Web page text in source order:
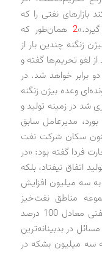
بازارهای نفتی را که
2همان‌طور که
زنگنه چندین بار از
لغو تحریم‌ها گفته و
برابر خواهد شد. در
فردا در آذر 1393 طی پرونده‌ای وعده بیژن زنگنه
شد در زمینه تولید و
مدیرعامل سابق
سکان شرکت نفت
فردا گفته بود: «در
اتفاق نیفتاد، بلکه
در روز به سه میلیون افزایش
مناطق نفت‌خیز
جنوب، رکوردگیری انجام شد و آنها تولید نفتی معادل 100 درصد
در بدبینانه‌ترین
سه میلیون بشکه در